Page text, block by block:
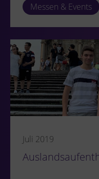
Messen & Events
Juli 2019